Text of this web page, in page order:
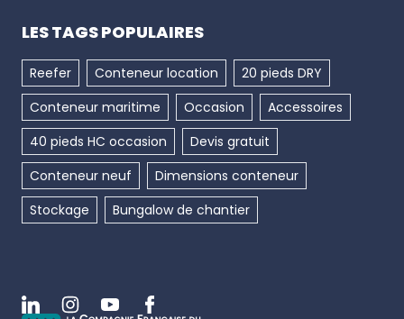
LES TAGS POPULAIRES
Reefer Conteneur location
20 pieds DRY
Conteneur maritime
Occasion
Accessoires
40 pieds HC occasion
Devis gratuit
Conteneur neuf
Dimensions conteneur
Stockage
Bungalow de chantier
LinkedinInstagramYoutubeFacebook